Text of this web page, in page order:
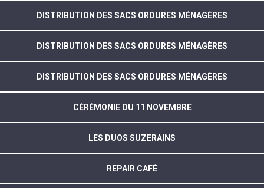
DISTRIBUTION DES SACS ORDURES MÉNAGÈRES
DISTRIBUTION DES SACS ORDURES MÉNAGÈRES
DISTRIBUTION DES SACS ORDURES MÉNAGÈRES
CÉRÉMONIE DU 11 NOVEMBRE
LES DUOS SUZERAINS
REPAIR CAFÉ